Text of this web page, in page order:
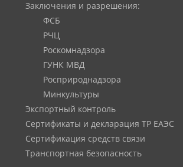
Заключения и разрешения:
ФСБ
РЧЦ
Роскомнадзора
ГУНК МВД
Росприроднадзора
Минкультуры
Экспортный контроль
Сертификаты и декларация ТР ЕАЭС
Сертификация средств связи
Транспортная безопасность